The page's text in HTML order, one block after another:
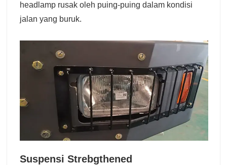
headlamp rusak oleh puing-puing dalam kondisi
jalan yang buruk.
Suspensi Strebgthened